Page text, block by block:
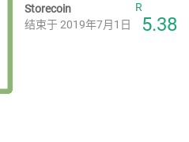
Storecoin
结束于 2019年7月1日
R
5.38